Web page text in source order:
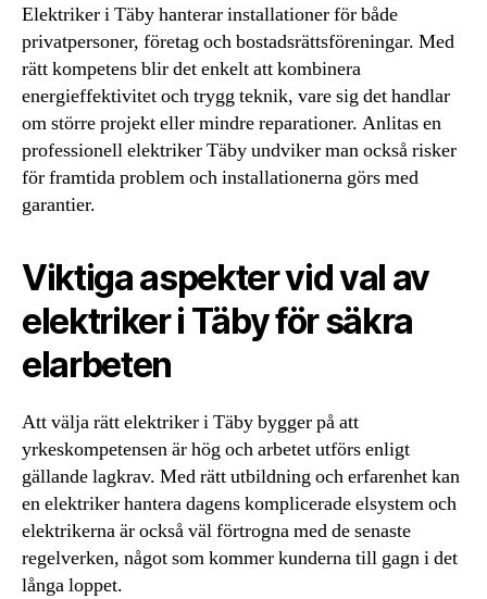
Elektriker i Täby hanterar installationer för både
privatpersoner, företag och bostadsrättsföreningar. Med
rätt kompetens blir det enkelt att kombinera
energieffektivitet och trygg teknik, vare sig det handlar
om större projekt eller mindre reparationer. Anlitas en
professionell elektriker Täby undviker man också risker
för framtida problem och installationerna görs med
garantier.
Viktiga aspekter vid val av
elektriker i Täby för säkra
elarbeten
Att välja rätt elektriker i Täby bygger på att
yrkeskompetensen är hög och arbetet utförs enligt
gällande lagkrav. Med rätt utbildning och erfarenhet kan
en elektriker hantera dagens komplicerade elsystem och
elektrikerna är också väl förtrogna med de senaste
regelverken, något som kommer kunderna till gagn i det
långa loppet.